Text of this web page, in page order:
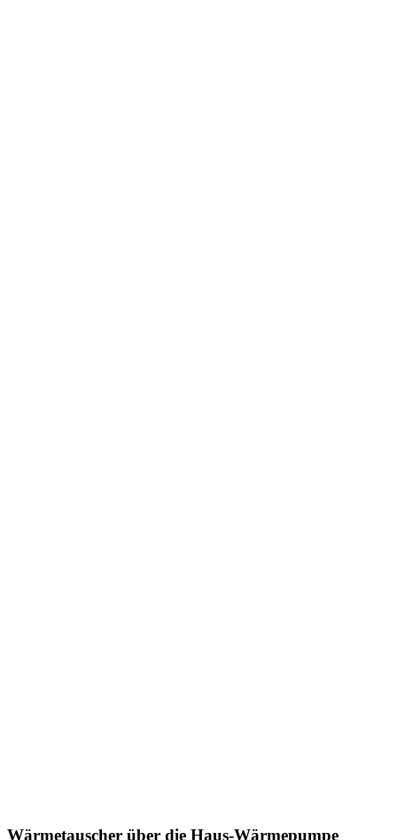
Wärmetauscher über die Haus-Wärmepumpe